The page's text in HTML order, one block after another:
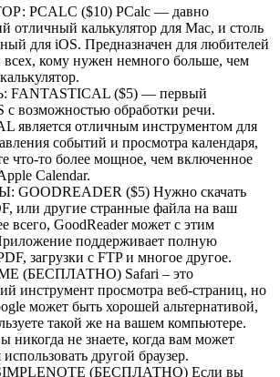
PCALC ($10) PCalc — давно
отличный калькулятор для Mac, и столь
для iOS. Предназначен для любителей
всех, кому нужен немного больше, чем
($5) — первый
с возможностью обработки речи.
является отличным инструментом для
событий и просмотра календаря,
что-то более мощное, чем включенное
Calendar.
($5) Нужно скачать
или другие странные файла на ваш
всего, GoodReader может с этим
поддерживает полную
загрузки с FTP и многое другое.
(БЕСПЛАТНО) Safari – это
инструмент просмотра веб-страниц, но
может быть хорошей альтернативой,
такой же на вашем компьютере.
никогда не знаете, когда вам может
другой браузер.
(БЕСПЛАТНО) Если вы